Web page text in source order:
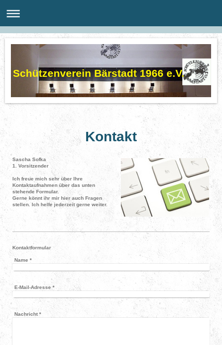
Schützenverein Bärstadt 1966 e.V.
Kontakt
Sascha Sofka
1. Vorsitzender
Ich freue mich sehr über Ihre
Kontaktaufnahmen über das unten
stehende Formular.
Gerne könnt ihr mir hier auch Fragen
stellen. Ich helfe jederzeit gerne weiter.
Kontaktformular
Name *
E-Mail-Adresse*
Nachricht*